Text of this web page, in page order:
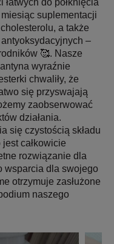
do połknięcia
suplementacji
a także
–
🥰. Nasze
wyraźnie
chwaliły, że
się przyswajają
zaobserwować
działania.
się czystością składu
całkowicie
rozwiązanie dla
wsparcia dla swojego
otrzymuje zasłużone
naszego